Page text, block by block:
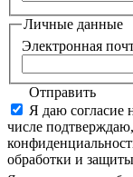
Личные данные
Электронная
Отправить
Я даю согласие
числе
обработки и